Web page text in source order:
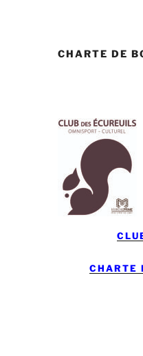
CHARTE DE
CHARTE